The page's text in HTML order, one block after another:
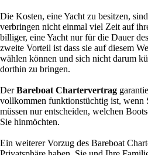
Die Kosten, eine Yacht zu besitzen,
verbringen nicht einmal viel Zeit auf
billiger, eine Yacht nur für die Dauer
zweite Vorteil ist dass sie auf diesem
wählen können und sich nicht darum
dorthin zu bringen.
DerBareboat Chartervertrag
vollkommen funktionstüchtig ist, wenn
müssen nur entscheiden, welchen
Sie hinmöchten.
Ein weiterer Vorzug des Bareboat